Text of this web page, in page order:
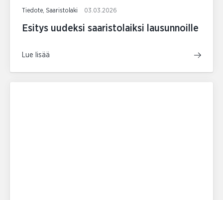
Tiedote, Saaristolaki 03.03.2026
Esitys uudeksi saaristolaiksi lausunnoille
Lue lisää